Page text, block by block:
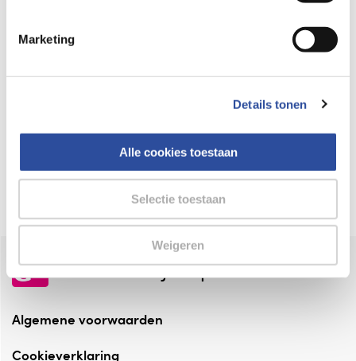
Marketing
Details tonen
Alle cookies toestaan
Selectie toestaan
Weigeren
⁠Verantwoorde zorg, ⁠ook online.
Altijd onze folder bij de hand
Check onze folders ⁠bij AlleFolders.
de vriendelijke specialist
Algemene voorwaarden
Cookieverklaring